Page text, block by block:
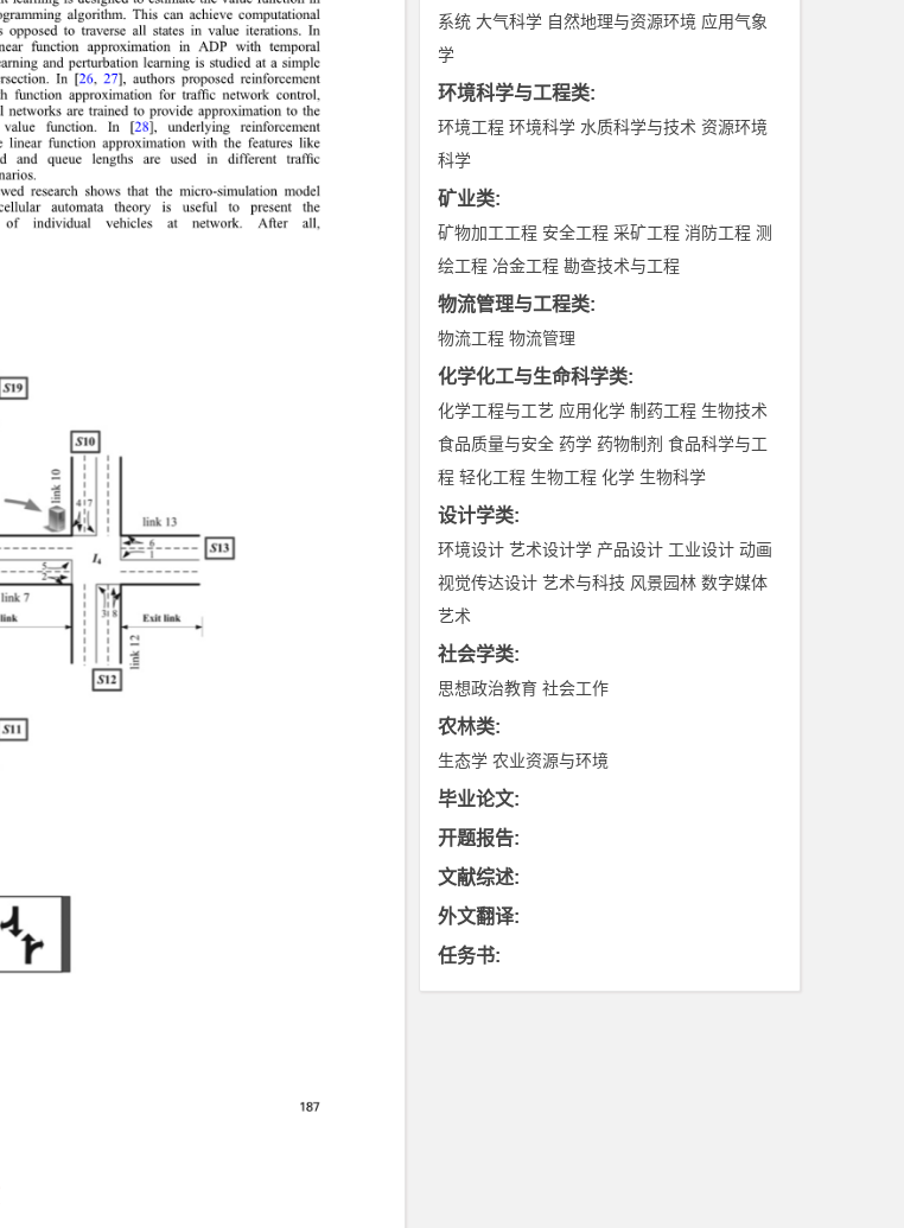
系统 大气科学 自然地理与资源环境 应用气象
学
环境科学与工程类:
环境工程 环境科学 水质科学与技术 资源环境
科学
矿业类:
矿物加工工程 安全工程 采矿工程 消防工程 测
绘工程 冶金工程 勘查技术与工程
物流管理与工程类:
物流工程 物流管理
化学化工与生命科学类:
化学工程与工艺 应用化学 制药工程 生物技术
食品质量与安全 药学 药物制剂 食品科学与工
程 轻化工程 生物工程 化学 生物科学
设计学类:
环境设计 艺术设计学 产品设计 工业设计 动画
视觉传达设计 艺术与科技 风景园林 数字媒体
艺术
社会学类:
思想政治教育 社会工作
农林类:
生态学 农业资源与环境
毕业论文:
开题报告:
文献综述:
外文翻译:
任务书: